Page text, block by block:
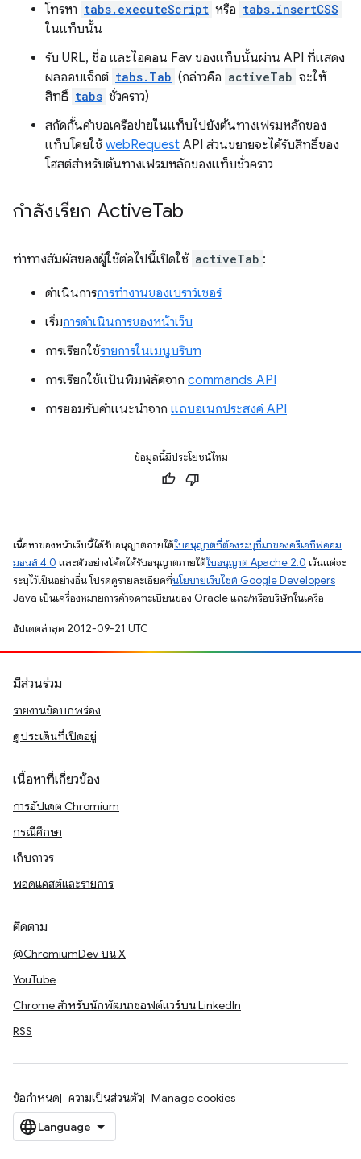
โทรหา tabs.executeScript หรือ tabs.insertCSS
ในแท็บนั้น
รับ URL, ชื่อ และไอคอน Fav ของแท็บนั้นผ่าน API ที่แสดง
ผลออบเจ็กต์ tabs.Tab (กล่าวคือ activeTab จะให้
สิทธิ์ tabs ชั่วคราว)
สกัดกั้นคำขอเครือข่ายในแท็บไปยังต้นทางเฟรมหลักของ
แท็บโดยใช้webRequest API ส่วนขยายจะได้รับสิทธิ์ของ
โฮสต์สำหรับต้นทางเฟรมหลักของแท็บชั่วคราว
กำลังเรียก ActiveTab
ท่าทางสัมผัสของผู้ใช้ต่อไปนี้เปิดใช้ activeTab :
ดำเนินการการทำงานของเบราว์เซอร์
เริ่มการดำเนินการของหน้าเว็บ
การเรียกใช้รายการในเมนูบริบท
การเรียกใช้แป้นพิมพ์ลัดจาก commands API
การยอมรับคำแนะนำจาก แถบอเนกประสงค์ API
ข้อมูลนี้มีประโยชน์ไหม
เนื้อหาของหน้าเว็บนี้ได้รับอนุญาตภายใต้ใบอนุญาตที่ต้องระบุที่มาของครีเอทีฟคอม
มอนส์ 4.0 และตัวอย่างโค้ดได้รับอนุญาตภายใต้ใบอนุญาต Apache 2.0 เว้นแต่จะ
ระบุไว้เป็นอย่างอื่น โปรดดูรายละเอียดที่นโยบายเว็บไซต์ Google Developers
Java เป็นเครื่องหมายการค้าจดทะเบียนของ Oracle และ/หรือบริษัทในเครือ
อัปเดตล่าสุด 2012-09-21 UTC
มีส่วนร่วม
รายงานข้อบกพร่อง
ดูประเด็นที่เปิดอยู่
เนื้อหาที่เกี่ยวข้อง
การอัปเดต Chromium
กรณีศึกษา
เก็บถาวร
พอดแคสต์และรายการ
ติดตาม
@ChromiumDev บน X
YouTube
Chrome สำหรับนักพัฒนาซอฟต์แวร์บน LinkedIn
RSS
ข้อกำหนด ความเป็นส่วนตัว Manage cookies